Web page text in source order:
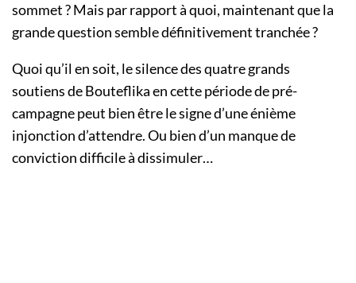
sommet ? Mais par rapport à quoi, maintenant que la
grande question semble définitivement tranchée ?
Quoi qu’il en soit, le silence des quatre grands
soutiens de Bouteflika en cette période de pré-
campagne peut bien être le signe d’une énième
injonction d’attendre. Ou bien d’un manque de
conviction difficile à dissimuler…